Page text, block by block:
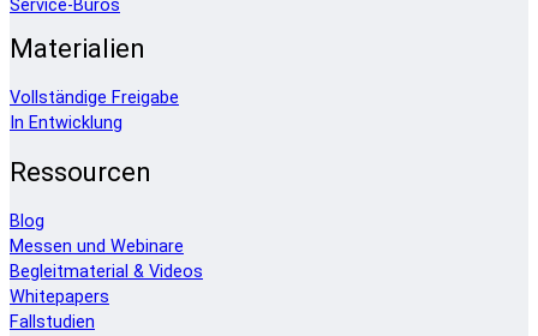
Service-Büros
Materialien
Vollständige Freigabe
In Entwicklung
Ressourcen
Blog
Messen und Webinare
Begleitmaterial & Videos
Whitepapers
Fallstudien